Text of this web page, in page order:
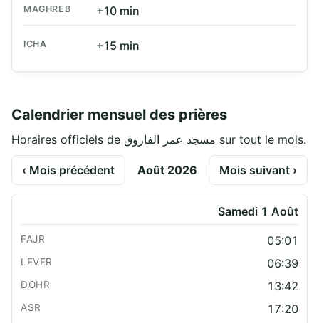
MAGHREB +10 min
ICHA +15 min
Calendrier mensuel des prières
Horaires officiels de مسجد عمر الفاروق sur tout le mois.
‹ Mois précédent Août 2026 Mois suivant ›
Samedi 1 Août
05:01
06:39
13:42
17:20